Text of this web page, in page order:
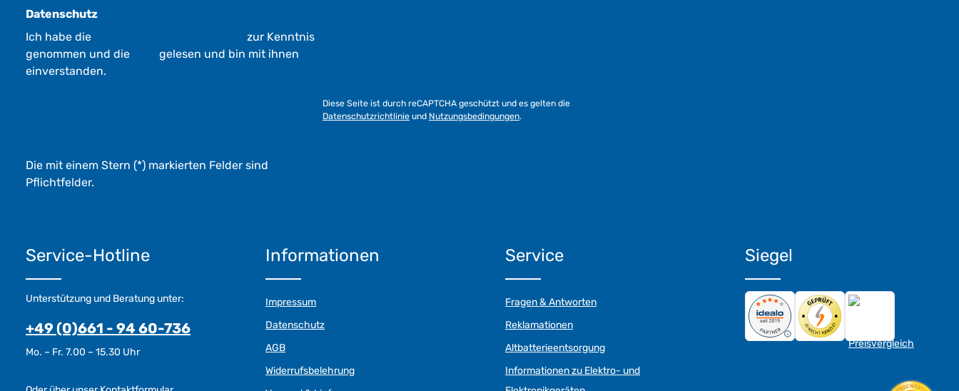
Datenschutz
Ich habe die
zur Kenntnis
genommen und die
gelesen und bin mit ihnen
einverstanden.
Diese Seite ist durch reCAPTCHA geschützt und es gelten die
Datenschutzrichtlinie und Nutzungsbedingungen.
Die mit einem Stern (*) markierten Felder sind
Pflichtfelder.
Service-Hotline
Unterstützung und Beratung unter:
+49 (0)661 - 94 60-736
Mo. – Fr. 7.00 – 15.30 Uhr
Informationen
Impressum
Datenschutz
AGB
Widerrufsbelehrung
Service
Fragen & Antworten
Reklamationen
Altbatterieentsorgung
Informationen zu Elektro- und
Siegel